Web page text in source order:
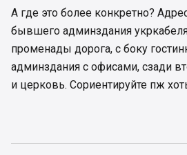
А где это более конкретно?
бывшего админздания
променады дорога, с боку
админздания с офисами, сзади
и церковь. Сориентируйте пж